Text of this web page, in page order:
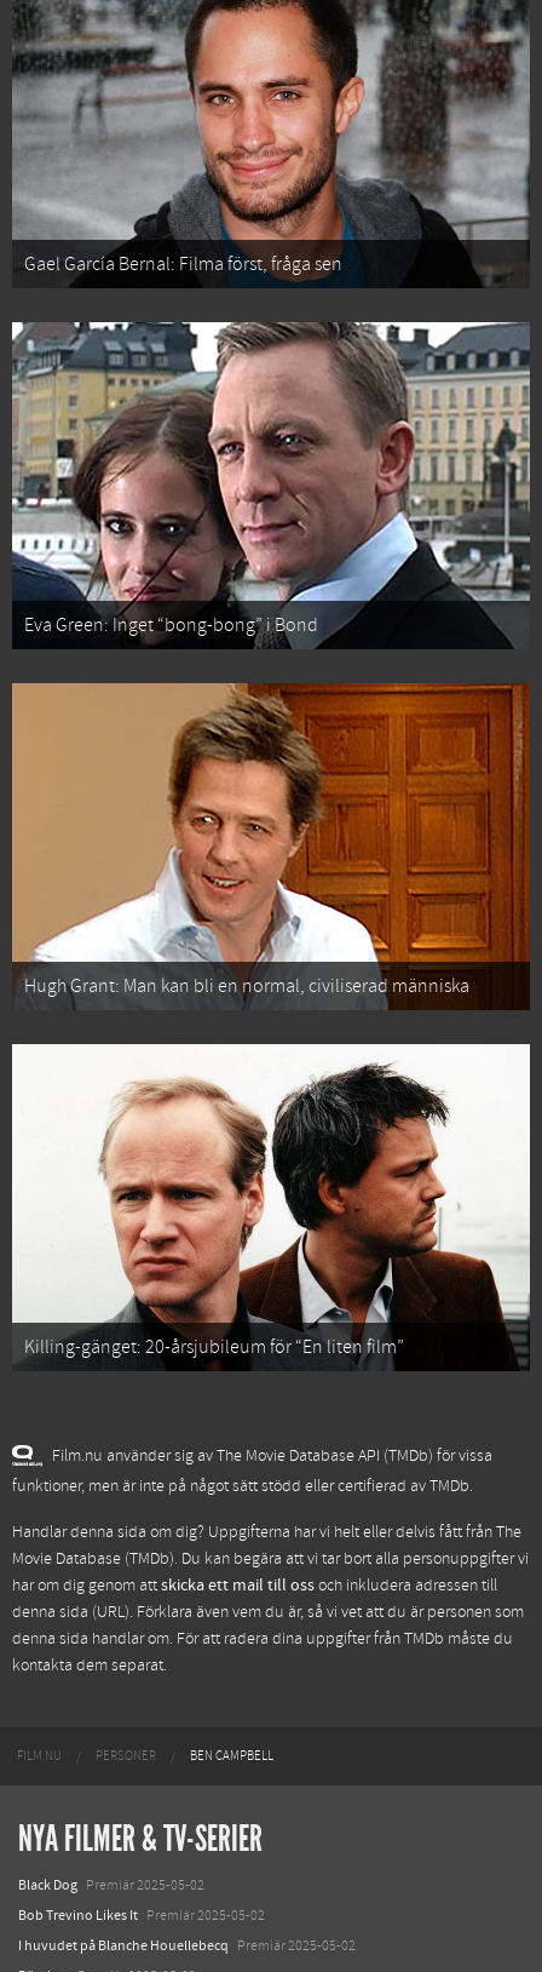
Gael García Bernal: Filma först, fråga sen
Eva Green: Inget “bong-bong” i Bond
Hugh Grant: Man kan bli en normal, civiliserad människa
Killing-gänget: 20-årsjubileum för “En liten film”
Film.nu använder sig av The Movie Database API (TMDb) för vissa
funktioner, men är inte på något sätt stödd eller certifierad av TMDb.
Handlar denna sida om dig? Uppgifterna har vi helt eller delvis fått frånThe
Movie Database (TMDb). Du kan begära att vi tar bort alla personuppgifter vi
har om dig genom attskicka ett mail till ossoch inkludera adressen till
denna sida (URL). Förklara även vem du är, så vi vet att du är personen som
denna sida handlar om. För att radera dina uppgifter från TMDb måste du
kontakta dem separat.
FILM.NU PERSONER BEN CAMPBELL
NYA FILMER & TV-SERIER
Black Dog Premiär 2025-05-02
Bob Trevino Likes It Premiär 2025-05-02
I huvudet på Blanche Houellebecq Premiär 2025-05-02